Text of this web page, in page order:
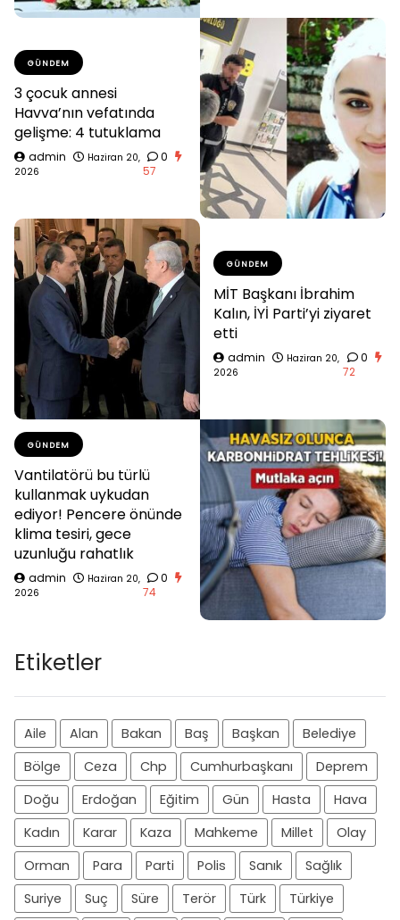
GÜNDEM
3 çocuk annesi
Havva’nın vefatında
gelişme: 4 tutuklama
admin
Haziran 20,
2026
0
57
GÜNDEM
MİT Başkanı İbrahim
Kalın, İYİ Parti’yi ziyaret
etti
admin
Haziran 20,
2026
0
72
GÜNDEM
Vantilatörü bu türlü
kullanmak uykudan
ediyor! Pencere önünde
klima tesiri, gece
uzunluğu rahatlık
admin
Haziran 20,
2026
0
74
Etiketler
Aile Alan Bakan Baş Başkan
Belediye
Bölge
Ceza Chp Cumhurbaşkanı
Deprem
Doğu
Erdoğan Eğitim Gün Hasta
Hava
Kadın
Karar Kaza Mahkeme Millet
Olay
Orman
Para Parti Polis Sanık
Sağlık
Suriye
Suç Süre Terör Türk Türkiye